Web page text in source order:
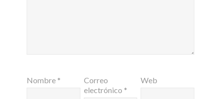
Nombre *
Correo
electrónico *
Web